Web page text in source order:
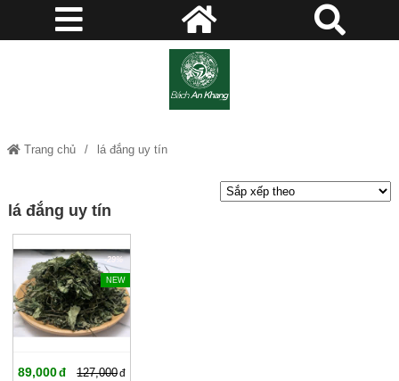
Trang chủ lá đắng uy tín
lá đắng uy tín
-29%
NEW
89,000
127,000